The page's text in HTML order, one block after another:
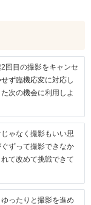
回目の撮影をキャンセ
ず臨機応変に対応し
次の機会に利用しよ
ゃなく撮影もいい思
ずって撮影できなか
て改めて挑戦できて
ったりと撮影を進め